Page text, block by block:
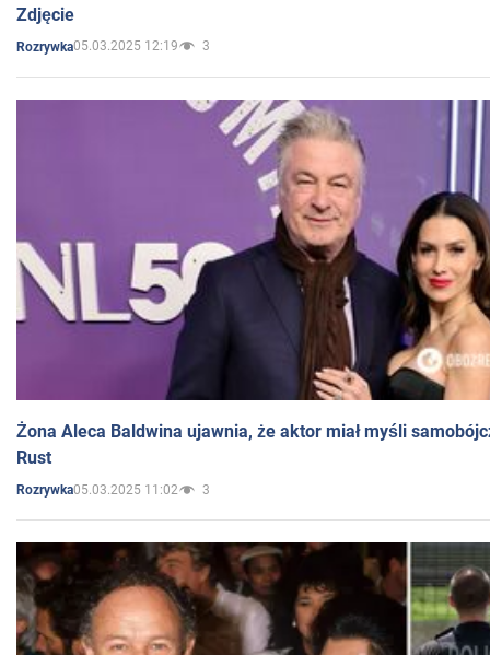
Zdjęcie
Rozrywka05.03.2025 12:19 3
Żona Aleca Baldwina ujawnia, że aktor miał myśli
Rust
Rozrywka05.03.2025 11:02 3